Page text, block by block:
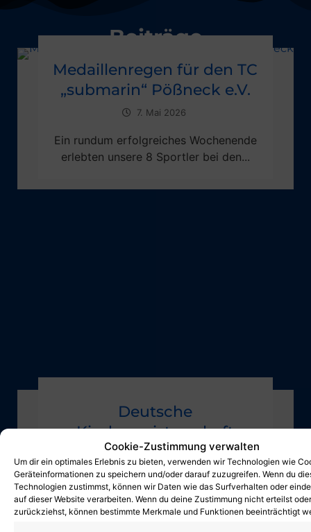
Cookie-Zustimmung verwalten
Um dir ein optimales Erlebnis zu bieten, verwenden wir Technologien wie
Geräteinformationen zu speichern und/oder darauf zuzugreifen. Wenn du
Technologien zustimmst, können wir Daten wie das Surfverhalten oder
auf dieser Website verarbeiten. Wenn du deine Zustimmung nicht erteilst oder
zurückziehst, können bestimmte Merkmale und Funktionen beeinträchtigt
Beiträge
Medaillenregen für den TC
„submarin“ Pößneck e.V.
7. Mai 2026
Ein rundum erfolgreiches Wochenende
erlebten unsere 8 Sportler bei den...
Deutsche
Kindermeisterschaft
30. März 2026
Am vergangenen Wochenende fand in
Halle die Deutsche
Kindermeisterschaft statt,...